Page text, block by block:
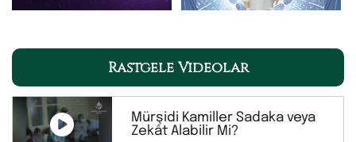
Rastgele Videolar
Mürşidi Kamiller Sadaka veya
Zekât Alabilir Mi?